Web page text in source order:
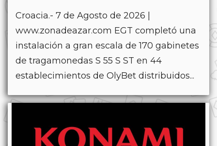
Croacia.- 7 de Agosto de 2026 |
www.zonadeazar.com EGT completó una
instalación a gran escala de 170 gabinetes
de tragamonedas S 55 S ST en 44
establecimientos de OlyBet distribuidos...